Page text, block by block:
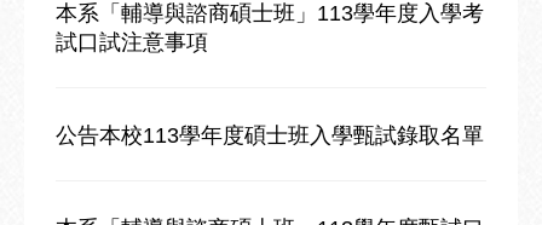
本系「輔導與諮商碩士班」113學年度入學考
試口試注意事項
公告本校113學年度碩士班入學甄試錄取名單